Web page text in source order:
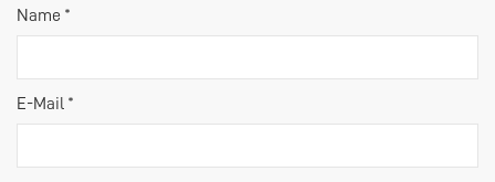
Name *
E-Mail *